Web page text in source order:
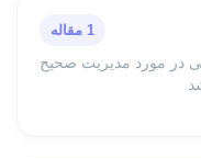
1 مقاله
در مورد مدیریت صحیح